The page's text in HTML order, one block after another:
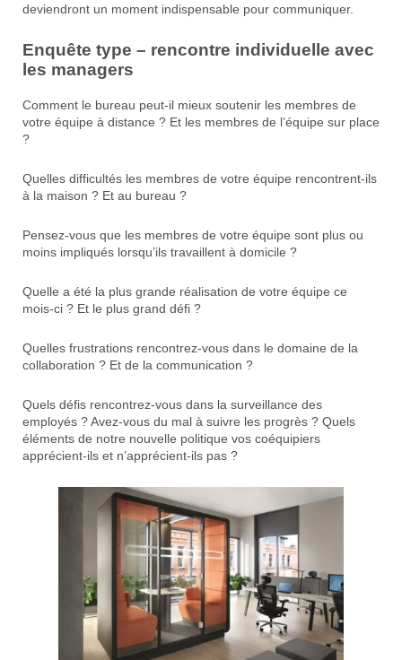
deviendront un moment indispensable pour communiquer.
Enquête type – rencontre individuelle avec
les managers
Comment le bureau peut-il mieux soutenir les membres de
votre équipe à distance ? Et les membres de l’équipe sur place
?
Quelles difficultés les membres de votre équipe rencontrent-ils
à la maison ? Et au bureau ?
Pensez-vous que les membres de votre équipe sont plus ou
moins impliqués lorsqu’ils travaillent à domicile ?
Quelle a été la plus grande réalisation de votre équipe ce
mois-ci ? Et le plus grand défi ?
Quelles frustrations rencontrez-vous dans le domaine de la
collaboration ? Et de la communication ?
Quels défis rencontrez-vous dans la surveillance des
employés ? Avez-vous du mal à suivre les progrès ? Quels
éléments de notre nouvelle politique vos coéquipiers
apprécient-ils et n’apprécient-ils pas ?